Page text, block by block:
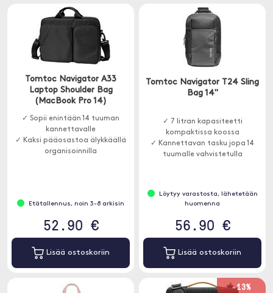
Tomtoc Navigator A33
Laptop Shoulder Bag
(MacBook Pro 14)
✓ Sopii enintään 14 tuuman
kannettavalle
✓ Kaksi pääosastoa älykkäällä
organisoinnilla
Etätallennus, noin 3-8 arkisin
52.90 €
Lisää ostoskoriin
Tomtoc Navigator T24 Sling
Bag 14"
✓ 7 litran kapasiteetti
kompaktissa koossa
✓ Kannettavan tasku jopa 14
tuumalle vahvistetulla
Löytyy varastosta, lähetetään
huomenna
56.90 €
Lisää ostoskoriin
-13%